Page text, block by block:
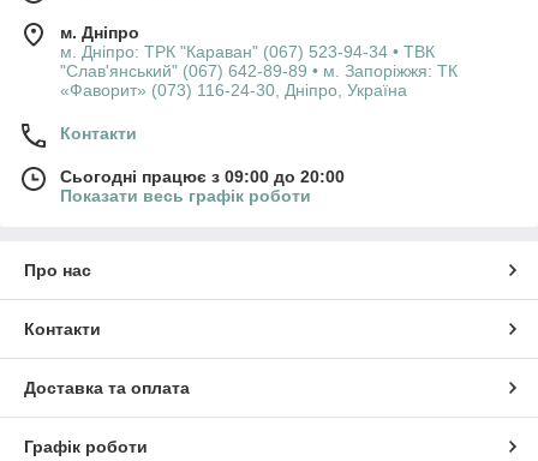
м. Дніпро
м. Дніпро: ТРК "Караван" (067) 523-94-34 • ТВК
"Слав'янський" (067) 642-89-89 • м. Запоріжжя: ТК
«Фаворит» (073) 116-24-30, Дніпро, Україна
Контакти
Сьогодні працює з 09:00 до 20:00
Показати весь графік роботи
Про нас
Контакти
Доставка та оплата
Графік роботи